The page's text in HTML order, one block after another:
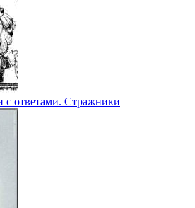
с ответами. Стражники